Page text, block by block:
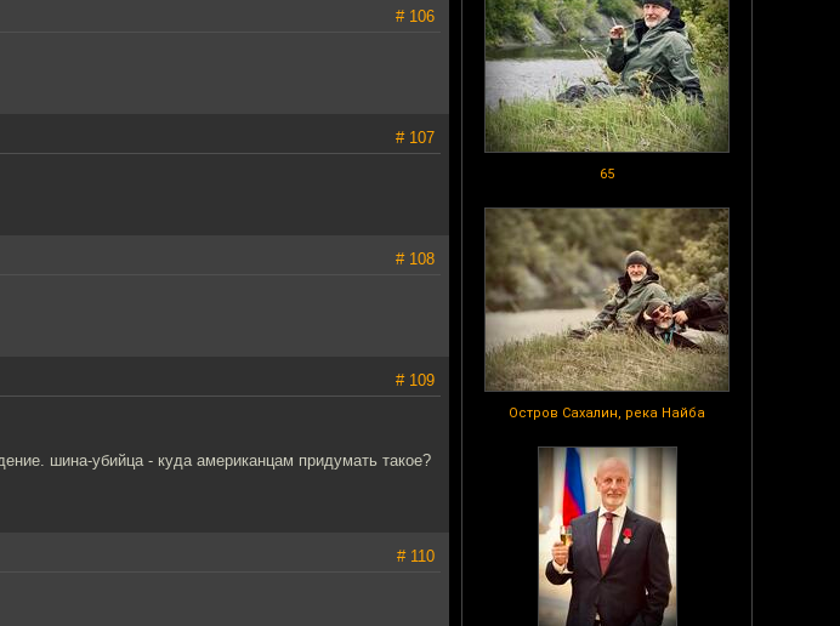
65
Остров Сахалин, река Найба
# 106
# 107
# 108
# 109
шина-убийца - куда американцам придумать такое?
# 110